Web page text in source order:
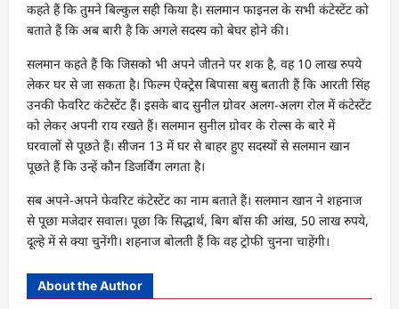
कहते हैं कि तुमने बिल्कुल सही किया है। सलमान फाइनल के सभी कंटेस्टेंट को
बताते हैं कि अब बारी है कि अगले सदस्य को बेघर होने की।
सलमान कहते हैं कि जिसको भी अपने जीतने पर शक है, वह 10 लाख रुपये
लेकर घर से जा सकता है। फिल्म ऐक्ट्रेस बिपासा बसु बताती हैं कि आरती सिंह
उनकी फेवरिट कंटेस्टेंट हैं। इसके बाद सुनील ग्रोवर अलग-अलग रोल में कंटेस्टेंट
को लेकर अपनी राय रखते हैं। सलमान सुनील ग्रोवर के रोल्स के बारे में
घरवालों से पूछते हैं। सीजन 13 में घर से बाहर हुए सदस्यों से सलमान खान
पूछते हैं कि उन्हें कौन डिजर्विंग लगता है।
सब अपने-अपने फेवरिट कंटेस्टेंट का नाम बताते हैं। सलमान खान ने शहनाज
से पूछा मजेदार सवाल। पूछा कि सिद्धार्थ, बिग बॉस की आंख, 50 लाख रुपये,
दूल्हे में से क्या चुनेंगी। शहनाज बोलती हैं कि वह ट्रोफी चुनना चाहेंगी।
About the Author